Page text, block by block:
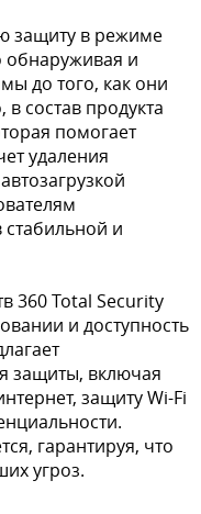
защиту в режиме
обнаруживая и
до того, как они
состав продукта
помогает
удаления
стабильной и
360 Total Security
и доступность
защиты, включая
защиту Wi-Fi
гарантируя, что
угроз.